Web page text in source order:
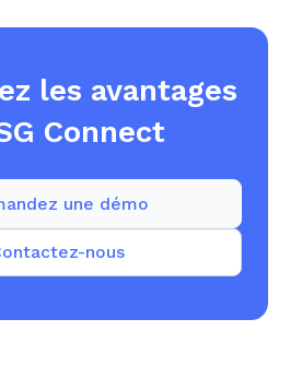
les avantages
Connect
nous
une démo